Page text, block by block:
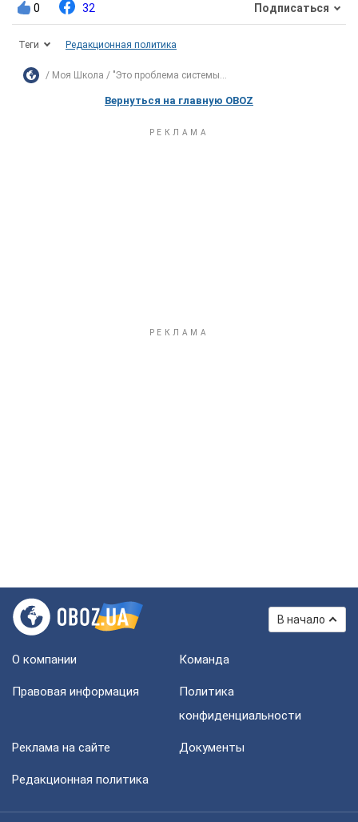
0 32 Подписаться
Теги Редакционная политика
Моя Школа "Это проблема системы...
Вернуться на главную OBOZ
В начало
О компании Команда
Правовая информация
Политика
конфиденциальности
Реклама на сайте Документы
Редакционная политика